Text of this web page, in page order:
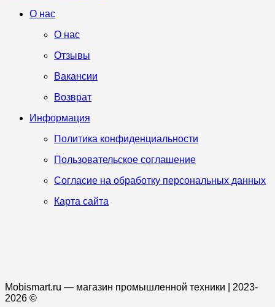
О нас
О нас
Отзывы
Вакансии
Возврат
Информация
Политика конфиденциальности
Пользовательское соглашение
Согласие на обработку персональных данных
Карта сайта
Mobismart.ru — магазин промышленной техники | 2023-
2026 ©